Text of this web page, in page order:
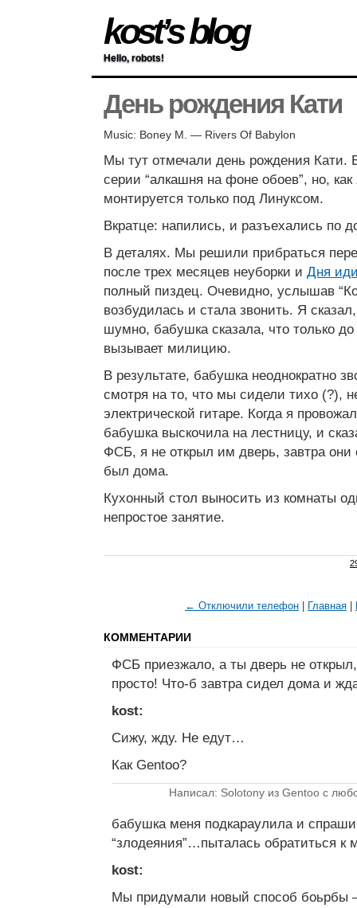
kost’s blog
Hello, robots!
День рождения Кати
Music: Boney M. — Rivers Of Babylon
Мы тут отмечали день рождения Кати.
серии “алкашня на фоне обоев”, но,
монтируется только под Линуксом.
Вкратце: напились, и разъехались по
В деталях. Мы решили прибраться
после трех месяцев неуборки и Дня
полный пиздец. Очевидно, услышав
возбудилась и стала звонить. Я
шумно, бабушка сказала, что только
вызывает милицию.
В результате, бабушка неоднократно
смотря на то, что мы сидели тихо (?),
электрической гитаре. Когда я
бабушка выскочила на лестницу, и
ФСБ, я не открыл им дверь, завтра они
был дома.
Кухонный стол выносить из комнаты
непростое занятие.
← Отключили телефон Главная
КОММЕНТАРИИ
ФСБ приезжало, а ты дверь не
просто! Что-б завтра сидел дома и
kost:
Сижу, жду. Не едут…
Как Gentoo?
Написал: Solotony из Gentoo с
бабушка меня подкараулила и
“злодеяния”…пыталась обратиться к
kost:
Мы придумали новый способ боьрбы